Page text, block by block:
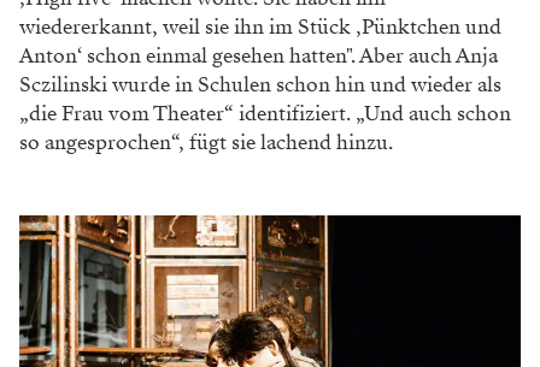
wiedererkannt, weil sie ihn im Stück ‚Pünktchen und
Anton‘ schon einmal gesehen hatten". Aber auch Anja
Sczilinski wurde in Schulen schon hin und wieder als
„die Frau vom Theater“ identifiziert. „Und auch schon
so angesprochen“, fügt sie lachend hinzu.